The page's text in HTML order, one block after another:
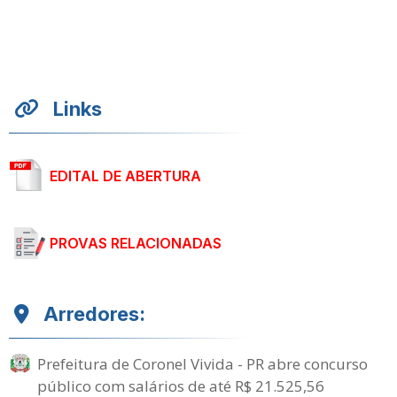
Links
EDITAL DE ABERTURA
PROVAS RELACIONADAS
Arredores:
Prefeitura de Coronel Vivida - PR abre concurso
público com salários de até R$ 21.525,56